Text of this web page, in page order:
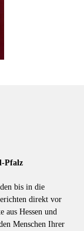
Pfalz
bis in die
direkt vor
aus Hessen und
Menschen Ihrer